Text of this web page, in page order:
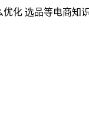
化 选品等电商知